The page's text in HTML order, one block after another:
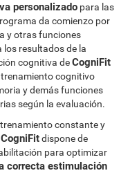
personalizado para las
da comienzo por
y otras funciones
resultados de la
cognitiva deCogniFit
cognitivo
y demás funciones
según la evaluación.
constante y
CogniFitdispone de
para optimizar
correcta estimulación